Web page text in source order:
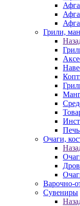
Грили,
Очаги,
Варочно-
Сувениры